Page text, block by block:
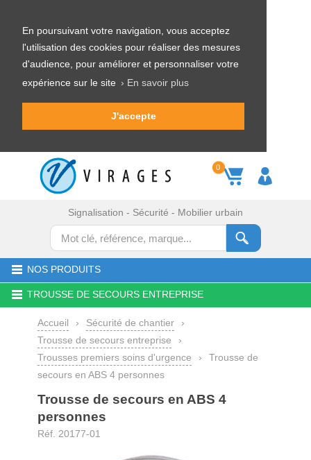
En poursuivant votre navigation, vous acceptez
l'utilisation des cookies pour réaliser des mesures
d'audience, pour améliorer et personnaliser votre
expérience sur le site › En savoir plus
J'accepte
0
Signalisation - Sécurité - Mobilier urbain
NOS PRODUITS
TROUSSE DE SECOURS ENTREPRISE
Accueil › Sécurité de chantier
›
Trousse de secours entreprise
›
Trousses premiers soins d'urgence
›
Trousse de
secours en ABS 4 personnes
Trousse de secours en ABS 4
personnes
Réf. 20177-01